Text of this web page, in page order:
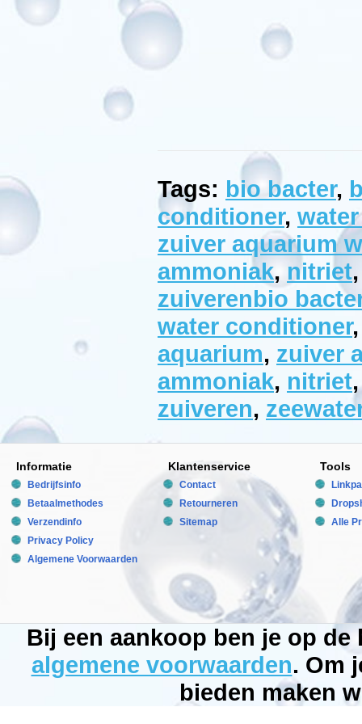
Technische
Inhoud:
by:
Aquatic
Model:
AN-
08010
Product
5413946080107
4.7121
7.95
7.95
Available
from:
2026-
08-
24
Op
voorraad
New
Tags: bio bacter,
conditioner,
zuiver aquarium
ammoniak, nitriet
zuiverenbio
water conditioner
aquarium, zuiver
ammoniak, nitriet
zuiveren,
Informatie
Bedrijfsinfo
Betaalmethodes
Verzendinfo
Privacy Policy
Algemene Voorwaarden
Klantenservice
Contact
Retourneren
Sitemap
Tools
Alle
Bij een aankoop ben je op
algemene voorwaarden. Om
bieden maken